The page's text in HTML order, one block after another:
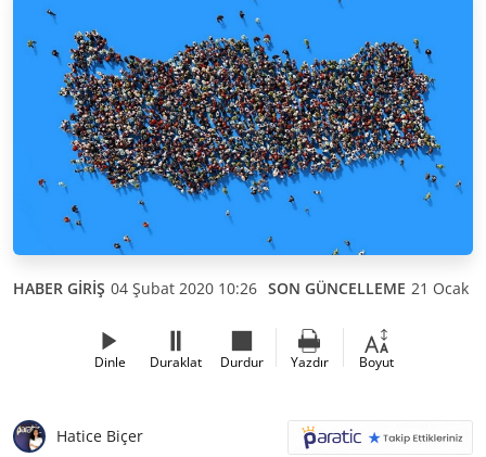
HABER GİRİŞ 04 Şubat 2020 10:26 SON GÜNCELLEME 21 Ocak
Dinle Duraklat Durdur Yazdır Boyut
Hatice Biçer